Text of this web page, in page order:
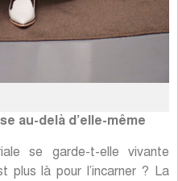
au-delà d’elle-même
se garde-t-elle vivante
plus là pour l’incarner ? La